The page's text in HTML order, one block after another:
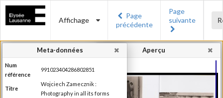
Affichage
Page
précédente
Page
suivante
Aperçu
Meta-données
Num
référence
991023404286802851
Titre
Wojciech Zamecznik :
Photography in all its forms